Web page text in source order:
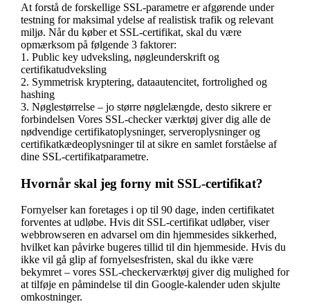
At forstå de forskellige SSL-parametre er afgørende under
testning for maksimal ydelse af realistisk trafik og relevant
miljø. Når du køber et SSL-certifikat, skal du være
opmærksom på følgende 3 faktorer:
1. Public key udveksling, nøgleunderskrift og
certifikatudveksling
2. Symmetrisk kryptering, dataautencitet, fortrolighed og
hashing
3. Nøglestørrelse – jo større nøglelængde, desto sikrere er
forbindelsen Vores SSL-checker værktøj giver dig alle de
nødvendige certifikatoplysninger, serveroplysninger og
certifikatkædeoplysninger til at sikre en samlet forståelse af
dine SSL-certifikatparametre.
Hvornår skal jeg forny mit SSL-certifikat?
Fornyelser kan foretages i op til 90 dage, inden certifikatet
forventes at udløbe. Hvis dit SSL-certifikat udløber, viser
webbrowseren en advarsel om din hjemmesides sikkerhed,
hvilket kan påvirke bugeres tillid til din hjemmeside. Hvis du
ikke vil gå glip af fornyelsesfristen, skal du ikke være
bekymret – vores SSL-checkerværktøj giver dig mulighed for
at tilføje en påmindelse til din Google-kalender uden skjulte
omkostninger.